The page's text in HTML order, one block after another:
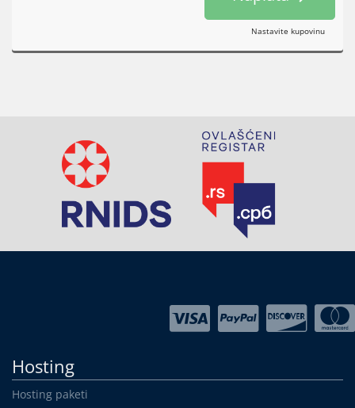
Nastavite kupovinu
Hosting
Hosting paketi